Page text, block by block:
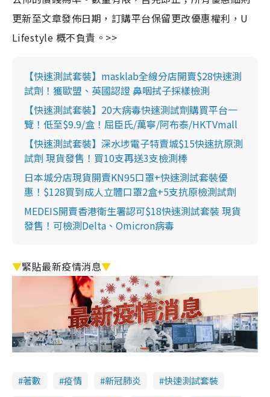
更新至文章發佈日期，訂購平台保留更改優惠權利，U
Lifestyle 概不負責。>>
【快速測試套裝】masklab全線分店開賣$28快速測
試劑！獲歐盟、英國認證 鼻咽拭子採樣檢測
【快速測試套裝】20大病毒快速測試劑購買平台一
覽！低至$9.9/盒！屈臣氏/萬寧/阿布泰/HKTVmall
【快速測試套裝】深水埗電子特賣城$15快速抗原測
試劑 現貨發售！買10支再送3支檢測棒
日本城分店現貨開賣KN95口罩+快速測試套裝優
惠！$128買到成人立體口罩2盒+5支抗原檢測試劑
MEDEIS開賣香港衛生署認可$18快速測試套裝 現貨
發售！可檢測Delta、Omicron病毒
▼緊貼最新疫情消息▼
著數 疫情 新冠肺炎
快速測試套裝